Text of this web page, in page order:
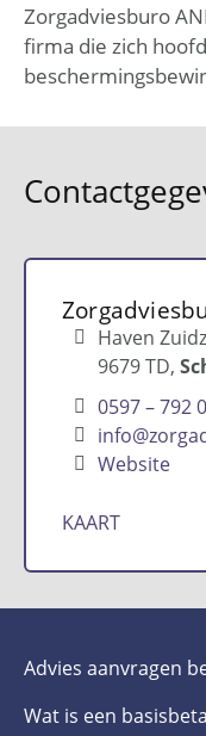
Zorgadviesburo
firma die zich
Haven
9679 TD
0597 – 792
Website
KAART
Advies aanvragen
Wat is een